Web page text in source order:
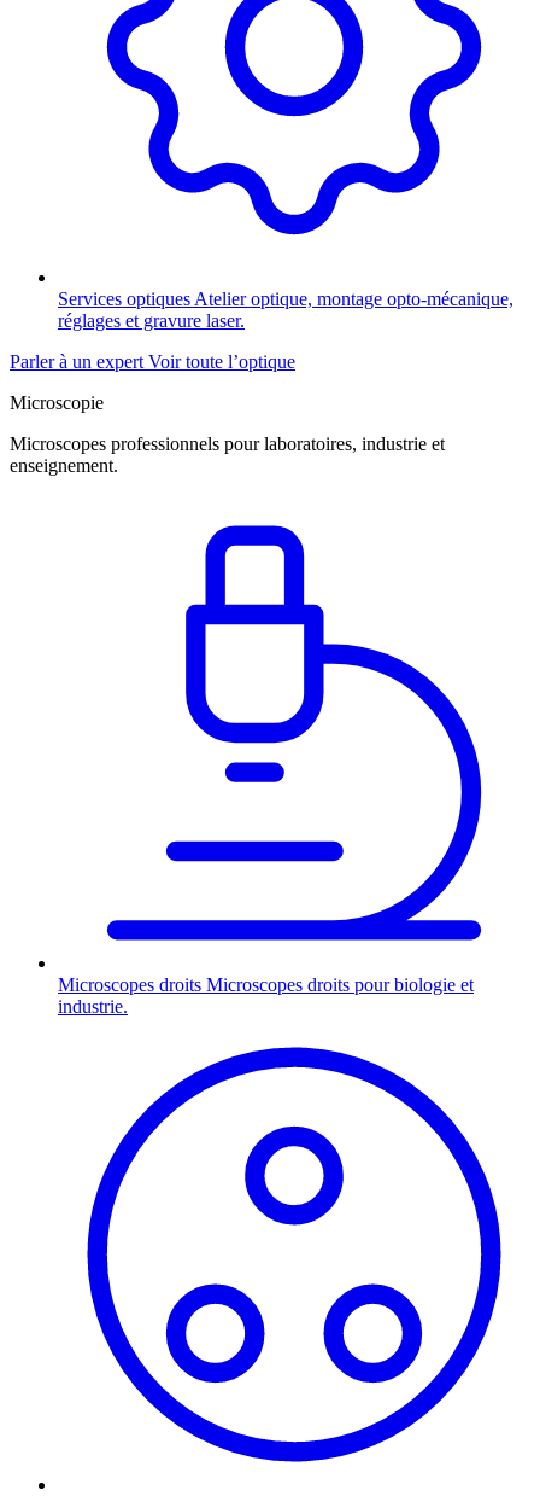
Services optiques Atelier optique, montage opto-mécanique,
réglages et gravure laser.
Parler à un expert Voir toute l’optique
Microscopie
Microscopes professionnels pour laboratoires, industrie et
enseignement.
Microscopes droits Microscopes droits pour biologie et
industrie.